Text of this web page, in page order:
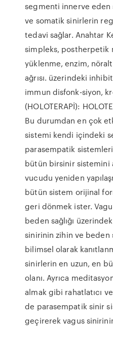
segmenti innerve
ve somatik sinirlerin
tedavi sağlar. Anahtar
simpleks, postherpetik
yüklenme, enzim,
ağrısı. üzerindeki
immun disfonk-siyon,
(HOLOTERAPİ):
Bu durumdan en çok
sistemi kendi içindeki
parasempatik
bütün birsinir sistemini
vucudu yeniden
bütün sistem orijinal
geri dönmek ister.
beden sağlığı
sinirinin zihin ve beden
bilimsel olarak
sinirlerin en uzun, en
olanı. Ayrıca
almak gibi rahatlatıcı
de parasempatik sinir
geçirerek vagus